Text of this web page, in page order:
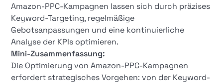
Amazon-PPC-Kampagnen lassen sich durch präzises
Keyword-Targeting, regelmäßige
Gebotsanpassungen und eine kontinuierliche
Analyse der KPIs optimieren.
Mini-Zusammenfassung:
Die Optimierung von Amazon-PPC-Kampagnen
erfordert strategisches Vorgehen: von der Keyword-